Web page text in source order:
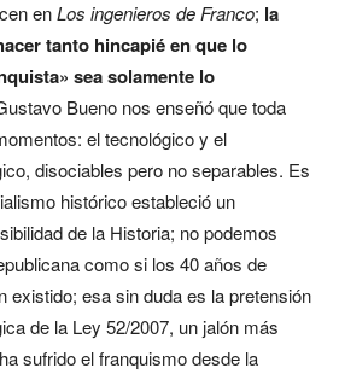
enLos ingenieros de Franco; la
tanto hincapié en que lo
sea solamente lo
Bueno nos enseñó que toda
el tecnológico y el
disociables pero no separables. Es
histórico estableció un
de la Historia; no podemos
como si los 40 años de
existido; esa sin duda es la pretensión
de la Ley 52/2007, un jalón más
sufrido el franquismo desde la